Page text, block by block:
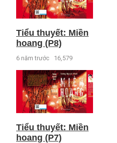
Tiểu thuyết: Miền
hoang (P8)
6 năm trước 16,579
Tiểu thuyết: Miền
hoang (P7)